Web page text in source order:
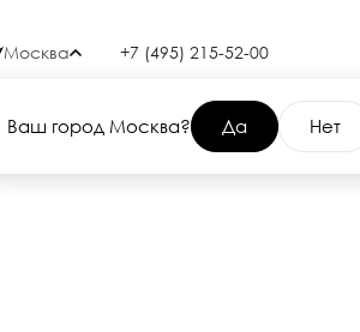
Москва
Ваш город Москва? Да Нет
+7 (495) 215-52-00
MARA TABLE